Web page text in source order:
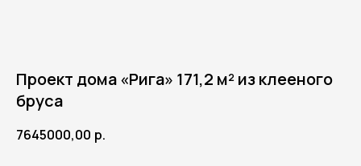
Проект дома «Рига» 171,2 м² из клееного
бруса
7645000,00 р.